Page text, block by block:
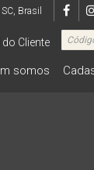
SC, Brasil
do Cliente
somos